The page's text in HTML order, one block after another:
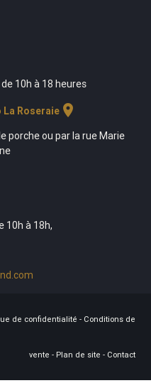
10h à 18 heures
La Roseraielocation_on
porche ou par la rue Marie
10h à 18h,
de confidentialité - Conditions de
vente - Plan de site - Contact